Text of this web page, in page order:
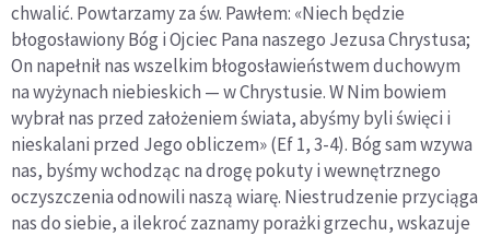
chwalić. Powtarzamy za św. Pawłem: «Niech będzie
błogosławiony Bóg i Ojciec Pana naszego Jezusa Chrystusa;
On napełnił nas wszelkim błogosławieństwem duchowym
na wyżynach niebieskich — w Chrystusie. W Nim bowiem
wybrał nas przed założeniem świata, abyśmy byli święci i
nieskalani przed Jego obliczem» (Ef 1, 3-4). Bóg sam wzywa
nas, byśmy wchodząc na drogę pokuty i wewnętrznego
oczyszczenia odnowili naszą wiarę. Niestrudzenie przyciąga
nas do siebie, a ilekroć zaznamy porażki grzechu, wskazuje